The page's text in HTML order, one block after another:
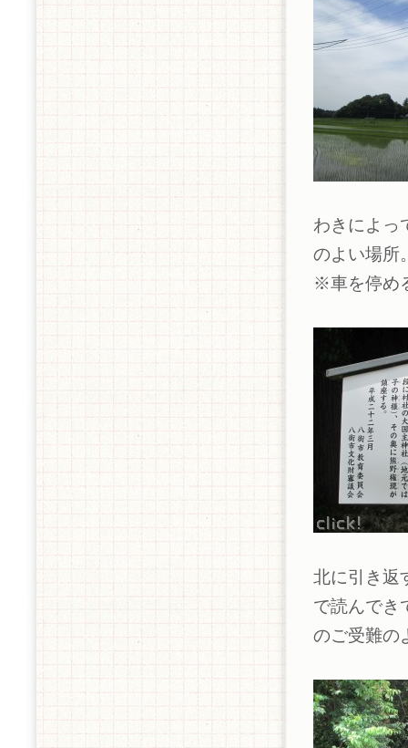
わきによっ
のよい場所
※車を停め
北に引き返
で読んでき
のご受難の